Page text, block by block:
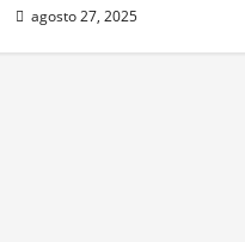
agosto 27, 2025